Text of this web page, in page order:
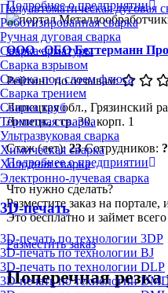
Полуавтоматическая дуговая
Роботизированная сварка
Ручная дуговая сварка
Сварка арматуры
Сварка взрывом
Сварка под слоем флюса
Сварка трением
Сварка труб
Термитная сварка
Ультразвуковая сварка
Химическая сварка
Холодная сварка
Электронно-лучевая сварка
3D-печать
3D-печать по технологии 3DP
3D-печать по технологии BJ
3D-печать по технологии DLP
3D-печать по технологии
Подробнее о предприятии
ООО «ОБО Беттерманн
Рейтинг по отзывам:
Липецкая обл., Грязинский
Липецк, стр. 30, корп. 1
Стаж (лет): 23 Сотрудников: ?
Подробнее о предприятии
Что нужно сделать?
Разместите заказ на
Это бесплатно и займет
Разместить заказ
Поперечная